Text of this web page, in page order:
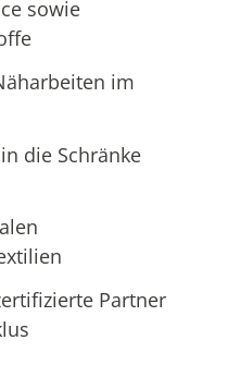
sowie
im
die Schränke
Partner